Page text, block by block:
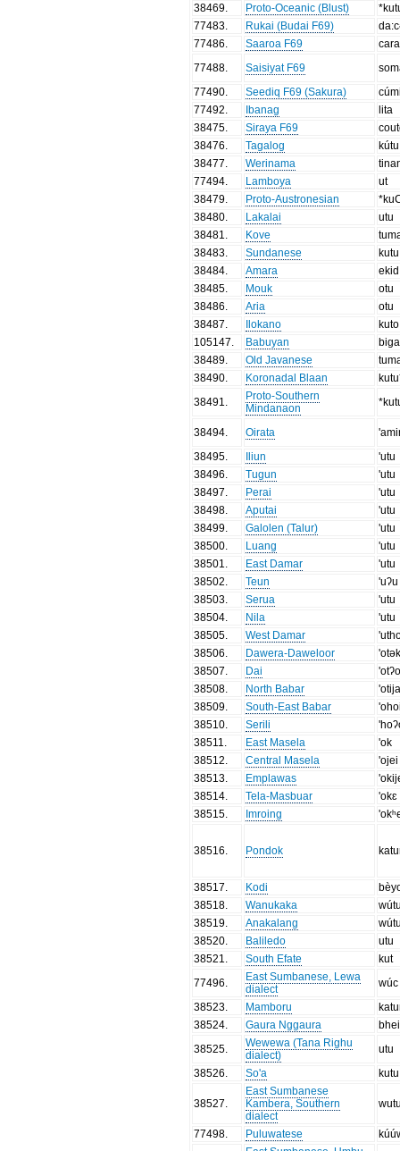
38469
Proto-Oceanic (Blust)
77483
Rukai (Budai F69)
77486
Saaroa F69
77488
Saisiyat F69
77490
Seediq F69 (Sakura)
77492
Ibanag
lita
38475
Siraya F69
38476
Tagalog
kútu
38477
Werinama
77494
Lamboya
ut
38479
Proto-Austronesian
38480
Lakalai
utu
38481
Kove
38483
Sundanese
kutu
38484
Amara
ekid
38485
Mouk
otu
38486
Aria
otu
38487
Ilokano
kuto
105147
Babuyan
38489
Old Javanese
38490
Koronadal Blaan
38491
Proto-Southern
Mindanaon
38494 Oirata
38495
Iliun
'utu
38496
Tugun
'utu
38497
Perai
'utu
38498
Aputai
'utu
38499
Galolen (Talur)
'utu
38500
Luang
'utu
38501
East Damar
'utu
38502
Teun
'uʔu
38503
Serua
'utu
38504
Nila
'utu
38505
West Damar
38506
Dawera-Daweloor
38507
Dai
38508
North Babar
38509
South-East Babar
38510
Serili
38511
East Masela
'ok
38512
Central Masela
'ojei
38513
Emplawas
38514
Tela-Masbuar
'okɛ
38515
Imroing
38516 Pondok
38517 Kodi
38518
Wanukaka
38519
Anakalang
38520
Baliledo
utu
38521
South Efate
kut
77496
East Sumbanese, Lewa
dialect
wúc
38523
Mamboru
38524
Gaura Nggaura
38525
Wewewa (Tana Righu
dialect)
utu
38526
So'a kutu
38527
East Sumbanese
Kambera, Southern
dialect
77498 Puluwatese